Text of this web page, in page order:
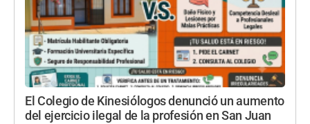
El Colegio de Kinesiólogos denunció un aumento
del ejercicio ilegal de la profesión en San Juan